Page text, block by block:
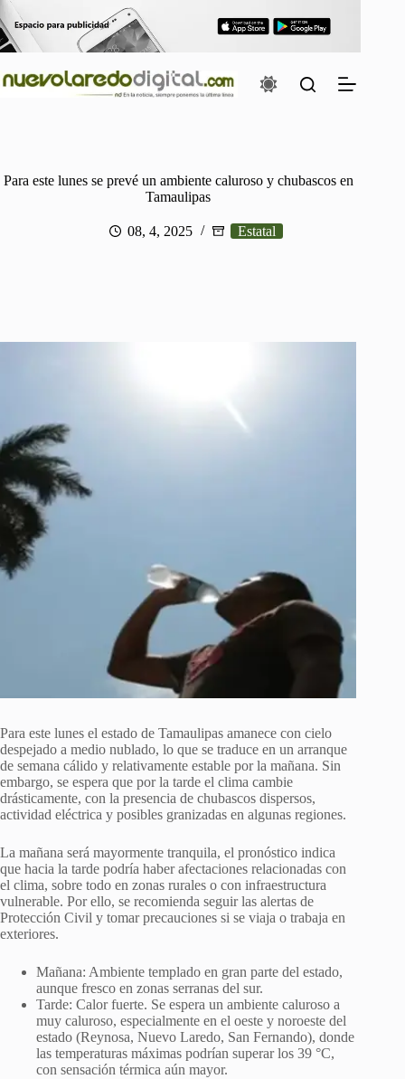
Saltar
al
contenido
Para este lunes se prevé un ambiente caluroso y chubascos en
Tamaulipas
08, 4, 2025 Estatal
Para este lunes el estado de Tamaulipas amanece con cielo
despejado a medio nublado, lo que se traduce en un arranque
de semana cálido y relativamente estable por la mañana. Sin
embargo, se espera que por la tarde el clima cambie
drásticamente, con la presencia de chubascos dispersos,
actividad eléctrica y posibles granizadas en algunas regiones.
La mañana será mayormente tranquila, el pronóstico indica
que hacia la tarde podría haber afectaciones relacionadas con
el clima, sobre todo en zonas rurales o con infraestructura
vulnerable. Por ello, se recomienda seguir las alertas de
Protección Civil y tomar precauciones si se viaja o trabaja en
exteriores.
Mañana: Ambiente templado en gran parte del estado,
aunque fresco en zonas serranas del sur.
Tarde: Calor fuerte. Se espera un ambiente caluroso a
muy caluroso, especialmente en el oeste y noroeste del
estado (Reynosa, Nuevo Laredo, San Fernando), donde
las temperaturas máximas podrían superar los 39 °C,
con sensación térmica aún mayor.